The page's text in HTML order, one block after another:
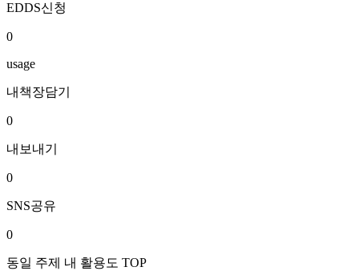
EDDS신청
0
usage
내책장담기
0
내보내기
0
SNS공유
0
동일 주제 내 활용도 TOP